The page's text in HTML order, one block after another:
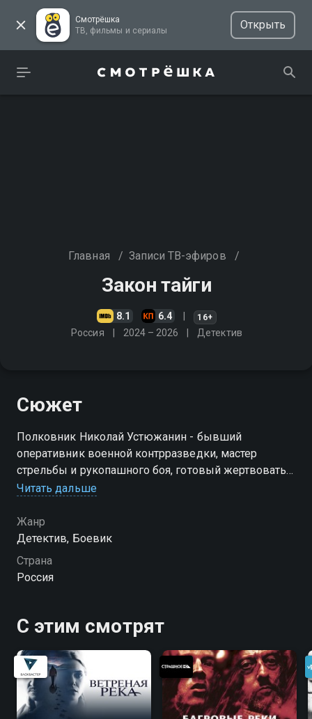
Смотрёшка
ТВ, фильмы и сериалы
Открыть
Главная / Записи ТВ-эфиров /
Закон тайги
8.1 6.4 16+
Россия 2024 – 2026 Детектив
Сюжет
Полковник Николай Устюжанин - бывший
оперативник военной контрразведки, мастер
стрельбы и рукопашного боя, готовый жертвовать
собой ради достижения целей. Однажды операция,
Читать дальше
Жанр
Детектив, Боевик
Страна
Россия
С этим смотрят